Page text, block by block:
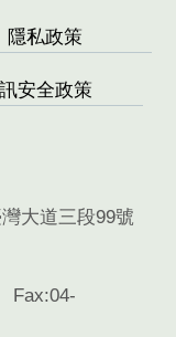
隱私政策
安全政策
大道三段99號
Fax:04-